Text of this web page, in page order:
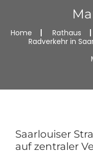
Home Rathaus
Radverkehr in
Saarlouiser
auf zentraler